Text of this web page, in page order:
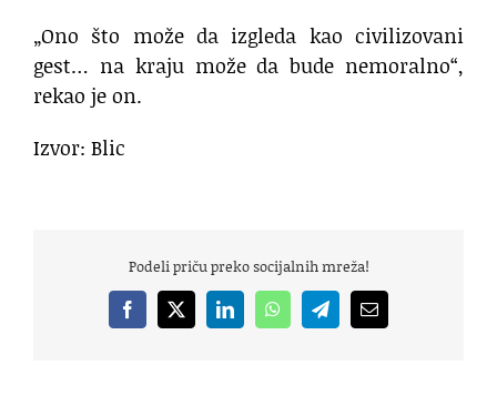
„Ono što može da izgleda kao civilizovani
gest… na kraju može da bude nemoralno“,
rekao je on.
Izvor: Blic
Podeli priču preko socijalnih mreža!
Facebook
X LinkedInWhatsAppTelegramEmail